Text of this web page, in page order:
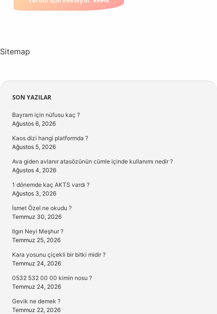
Sitemap
Sidebar
SON YAZILAR
Bayram için nüfusu kaç ?
Ağustos 6, 2026
Kaos dizi hangi platformda ?
Ağustos 5, 2026
Ava giden avlanır atasözünün cümle içinde kullanımı nedir ?
Ağustos 4, 2026
1 dönemde kaç AKTS vardı ?
Ağustos 3, 2026
İsmet Özel ne okudu ?
Temmuz 30, 2026
Ilgın Neyi Meşhur ?
Temmuz 25, 2026
Kara yosunu çiçekli bir bitki midir ?
Temmuz 24, 2026
0532 532 00 00 kimin nosu ?
Temmuz 24, 2026
Gevik ne demek ?
Temmuz 22, 2026